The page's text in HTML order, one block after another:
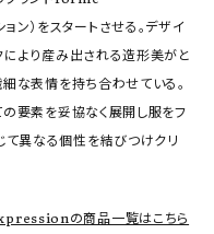
）をスタートさせる。デザイ
により産み出される造形美がと
な表情を持ち合わせている。
要素を妥協なく展開し服をフ
て異なる個性を結びつけクリ
の商品一覧はこちら